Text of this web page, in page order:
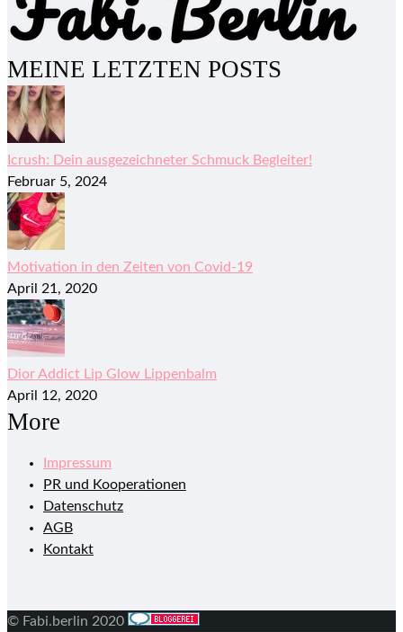
MEINE LETZTEN POSTS
Icrush: Dein ausgezeichneter Schmuck Begleiter!
Februar 5, 2024
Motivation in den Zeiten von Covid-19
April 21, 2020
Dior Addict Lip Glow Lippenbalm
April 12, 2020
More
Impressum
PR und Kooperationen
Datenschutz
AGB
Kontakt
© Fabi.berlin 2020